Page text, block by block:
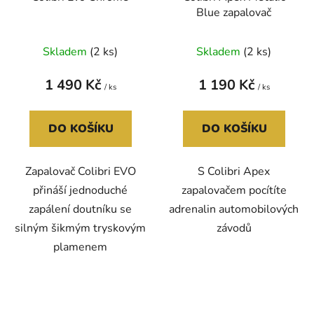
Skladem (2 ks)
1 490 Kč / ks
DO KOŠÍKU
Zapalovač Colibri EVO
přináší jednoduché
zapálení doutníku se
silným šikmým tryskovým
plamenem
Blue zapalovač
Skladem (2 ks)
1 190 Kč / ks
DO KOŠÍKU
S Colibri Apex
zapalovačem pocítíte
adrenalin automobilových
závodů